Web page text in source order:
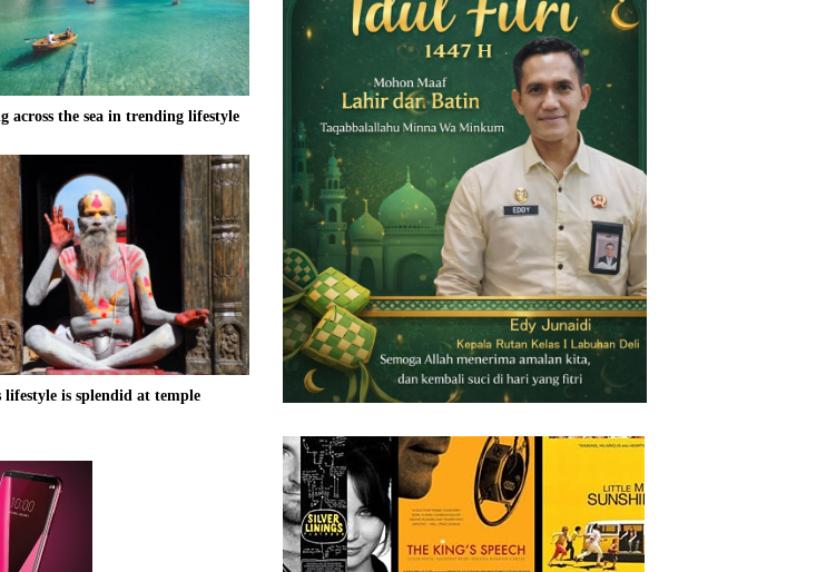
across the sea in trending lifestyle
lifestyle is splendid at temple